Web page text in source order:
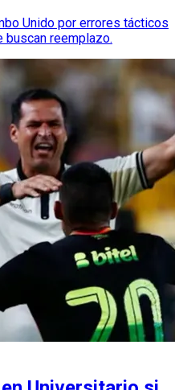
Unido por errores tácticos
buscan reemplazo.